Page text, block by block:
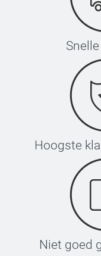
Hoogste
Niet goed